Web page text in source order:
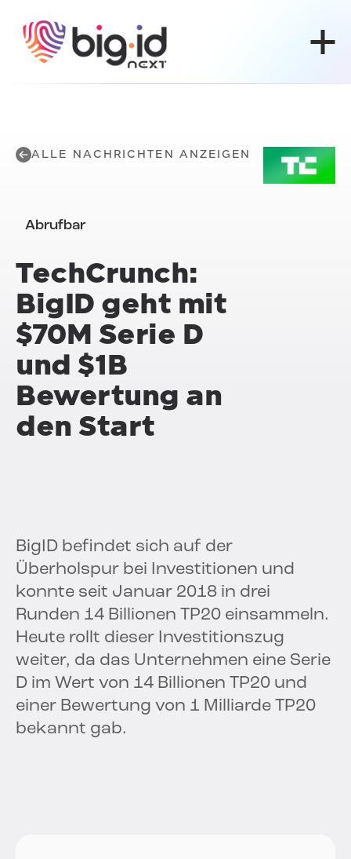
ALLE NACHRICHTEN ANZEIGEN
Abrufbar
TechCrunch:
BigID geht mit
$70M Serie D
und $1B
Bewertung an
den Start
BigID befindet sich auf der
Überholspur bei Investitionen und
konnte seit Januar 2018 in drei
Runden 14 Billionen TP20 einsammeln.
Heute rollt dieser Investitionszug
weiter, da das Unternehmen eine Serie
D im Wert von 14 Billionen TP20 und
einer Bewertung von 1 Milliarde TP20
bekannt gab.